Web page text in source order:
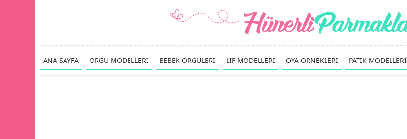
ANA SAYFA ÖRGÜ MODELLERİ BEBEK ÖRGÜLERİ LİF MODELLERİ OYA ÖRNEKLERİ PATİK MODELLERİ